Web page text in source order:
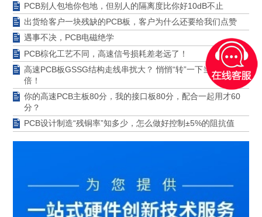
PCB别人包地你包地，但别人的隔离度比你好10dB不止
出货给客户一块残缺的PCB板，客户为什么还要给我们点赞
遇事不决，PCB电磁绝学
PCB棕化工艺不同，高速信号损耗差老远了！
高速PCB板GSSG结构走线串扰大？ 悄悄“转”一下当场好一
倍！
你的高速PCB主板80分，我的接口板80分，配合一起用才60
分？
PCB设计制造“残铜率”知多少，怎么做好控制±5%的阻抗值